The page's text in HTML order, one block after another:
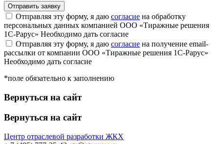
Отправляя эту форму, я даю согласие на обработку
персональных данных компанией ООО «Тиражные решения
1С-Рарус» Необходимо дать согласие
Отправляя эту форму, я даю согласие на получение email-
рассылки от компании ООО «Тиражные решения 1С-Рарус»
Необходимо дать согласие
*поле обязательно к заполнению
Вернуться на сайт
Вернуться на сайт
Центр отраслевой разработки ЖКХ